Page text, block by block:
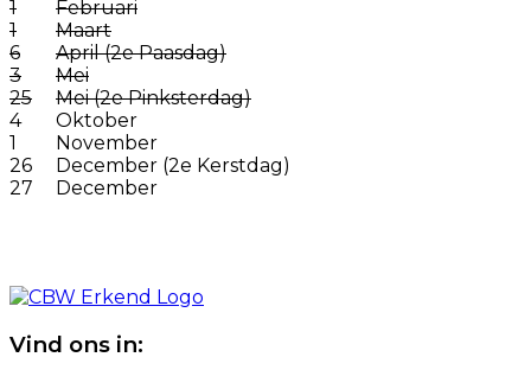
1
Februari
1
Maart
6
April (2e Paasdag)
3
Mei
25
Mei (2e Pinksterdag)
4
Oktober
1
November
26
December (2e Kerstdag)
27
December
Vind ons in: